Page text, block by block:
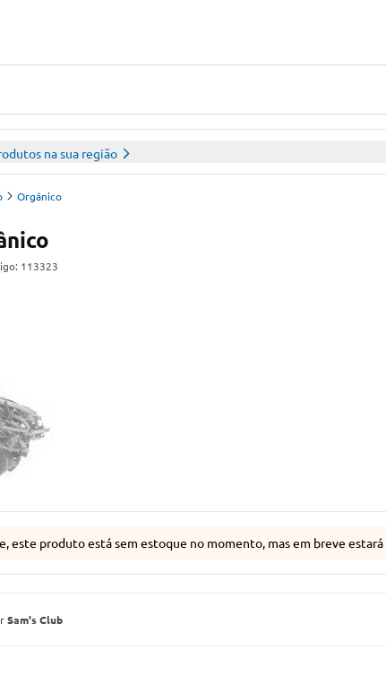
na sua região
Orgânico
113323
este produto está sem estoque no momento, mas em breve
Sam's Club